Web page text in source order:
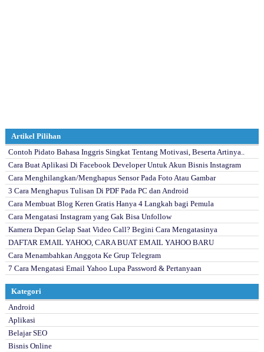
Artikel Pilihan
Contoh Pidato Bahasa Inggris Singkat Tentang Motivasi, Beserta Artinya..
Cara Buat Aplikasi Di Facebook Developer Untuk Akun Bisnis Instagram
Cara Menghilangkan/Menghapus Sensor Pada Foto Atau Gambar
3 Cara Menghapus Tulisan Di PDF Pada PC dan Android
Cara Membuat Blog Keren Gratis Hanya 4 Langkah bagi Pemula
Cara Mengatasi Instagram yang Gak Bisa Unfollow
Kamera Depan Gelap Saat Video Call? Begini Cara Mengatasinya
DAFTAR EMAIL YAHOO, CARA BUAT EMAIL YAHOO BARU
Cara Menambahkan Anggota Ke Grup Telegram
7 Cara Mengatasi Email Yahoo Lupa Password & Pertanyaan
Kategori
Android
Aplikasi
Belajar SEO
Bisnis Online